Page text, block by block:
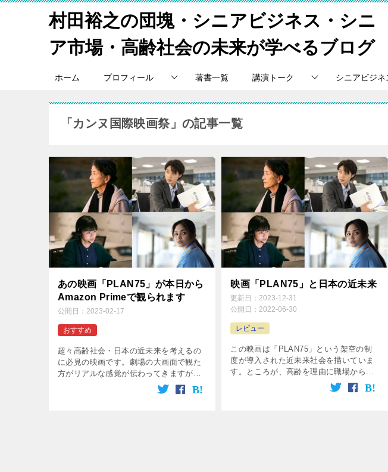
村田裕之の団塊・シニアビジネス・シニ
ア市場・高齢社会の未来が学べるブログ
ホーム プロフィール 著書一覧 講演トーク シニアビジネ
「カンヌ国際映画祭」の記事一覧
あの映画「PLAN75」が本日から
Amazon Primeで観られます
公開日： 2023-02-17
おすすめ
超々高齢社会・日本の近未来を考えるの
に必見の映画です。劇場の大画面で観た
方がリアルな感覚が伝わってきますが、
じっくりと内容を確認しながら観るには
Amazon Primeはよいかもしれません。
映画「PLAN75」と日本の近未来
更新日： 2023-12-31
公開日： 2022-06-30
レビュー
この映画は「PLAN75」という架空の制
度が導入された近未来社会を描いていま
す。ところが、高齢を理由に職場から解
雇される場面や、一人暮らしの高齢女性
の友人が孤独死をする場面など、制度以